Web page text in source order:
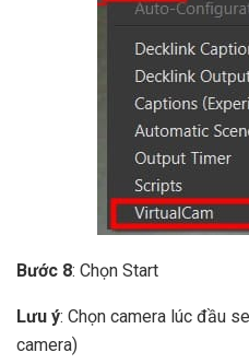
Bước 8: Chọn Start
Lưu ý: Chọn camera lúc đầu
camera)